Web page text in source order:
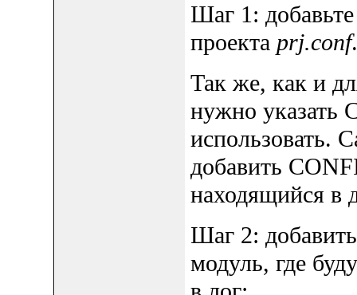
Шаг 1:
проекта prj.conf.
Так же, как и
нужно указать
использовать.
добавить
находящийся в
Шаг 2:
модуль, где